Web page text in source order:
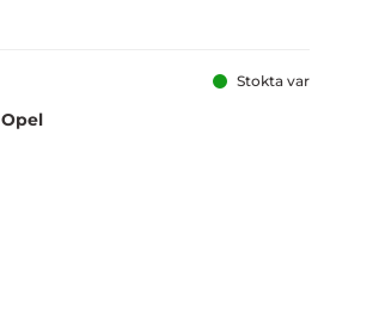
Stokta var
Opel